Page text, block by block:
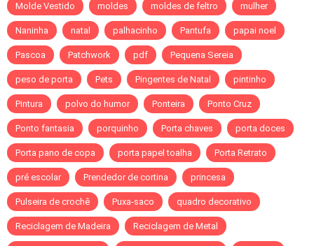
Molde Vestido moldes moldes de feltro mulher
Naninha natal palhacinho Pantufa papai noel
Pascoa Patchwork pdf Pequena Sereia
peso de porta Pets Pingentes de Natal pintinho
Pintura polvo do humor Ponteira Ponto Cruz
Ponto fantasia porquinho Porta chaves porta doces
Porta pano de copa porta papel toalha Porta Retrato
pré escolar Prendedor de cortina princesa
Pulseira de crochê Puxa-saco quadro decorativo
Reciclagem de Madeira Reciclagem de Metal